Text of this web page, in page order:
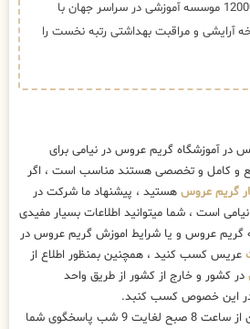
است ، این مجموعه در بین 12000 موسسه آموزشی در سراسر جهان با
نماد مانورا در 23 شاخه آرایشی و مراقبت بهداشتی رتبه نخست را
آموزشگاه گریم عروس در نیامی برای
و کامل و تخصصی هستند مناسب است ، اگر
گریم عروس هستید ، پیشنهاد ما شرکت در
است ، شما میتوانید اطلاعات بسیار مفیدی
گریم عروس و یا شرایط اموزش گریم عروس در
عریس کسب کنید ، همچنین بمنظور اطلاع از
در کشور و خارج از کشور از طریق واحد
در این خصوص کسب کنبد.
کارشناسان این مرکز همچنین از ساعت 8 صبح لغایت 9 شب پاسخگوی شما